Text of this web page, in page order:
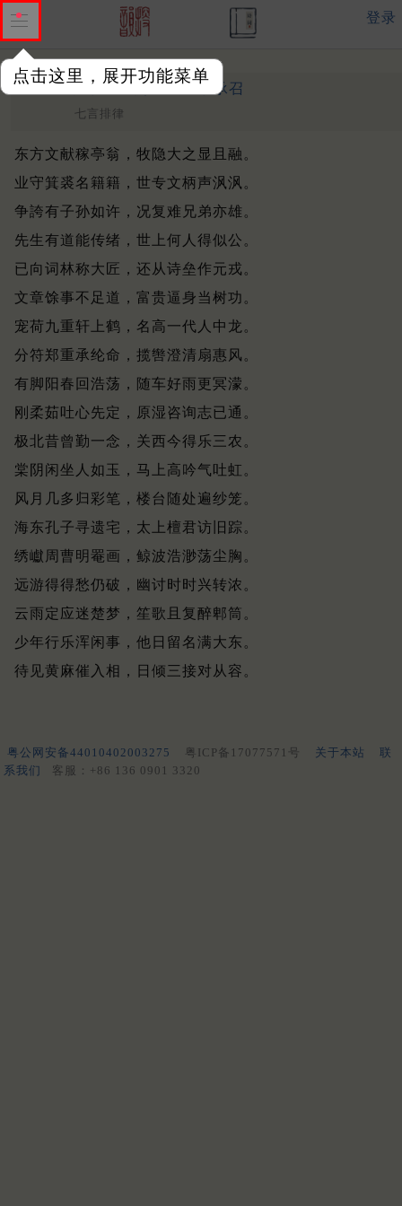
点击这里，展开功能菜单
登录
送平安李观察使 明 · 李承召
七言排律
东方文献稼亭翁，牧隐大之显且融。
业守箕裘名籍籍，世专文柄声沨沨。
争誇有子孙如许，况复难兄弟亦雄。
先生有道能传绪，世上何人得似公。
已向词林称大匠，还从诗垒作元戎。
文章馀事不足道，富贵逼身当树功。
宠荷九重轩上鹤，名高一代人中龙。
分符郑重承纶命，揽辔澄清扇惠风。
有脚阳春回浩荡，随车好雨更冥濛。
刚柔茹吐心先定，原湿咨询志已通。
极北昔曾勤一念，关西今得乐三农。
棠阴闲坐人如玉，马上高吟气吐虹。
风月几多归彩笔，楼台随处遍纱笼。
海东孔子寻遗宅，太上檀君访旧踪。
绣巘周曹明罨画，鲸波浩渺荡尘胸。
远游得得愁仍破，幽讨时时兴转浓。
云雨定应迷楚梦，笙歌且复醉郫筒。
少年行乐浑闲事，他日留名满大东。
待见黄麻催入相，日倾三接对从容。
粤公网安备44010402003275 粤ICP备17077571号 关于本站
联
系我们
客服：+86 136 0901 3320